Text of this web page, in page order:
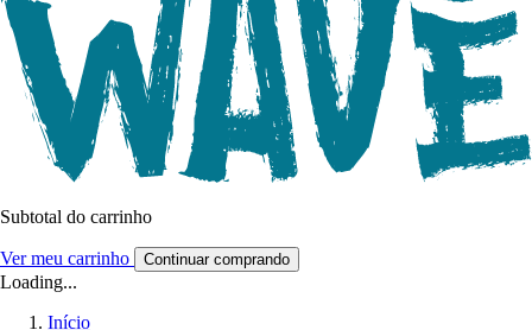
Subtotal do carrinho
Ver meu carrinho Continuar comprando
Loading...
Início